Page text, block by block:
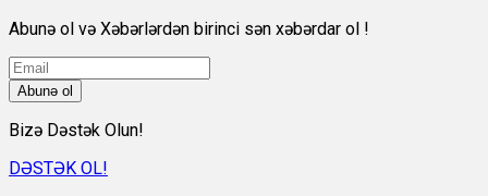
Abunə ol və Xəbərlərdən birinci sən xəbərdar ol !
Abunə ol
Bizə Dəstək Olun!
DƏSTƏK OL!